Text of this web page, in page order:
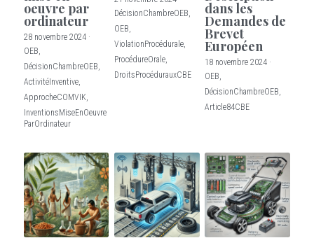
oeuvre par
ordinateur
28 novembre 2024 ·
OEB,
DécisionChambreOEB,
ActivitéInventive,
ApprocheCOMVIK,
InventionsMiseEnOeuvre
ParOrdinateur
DécisionChambreOEB,
OEB,
ViolationProcédurale,
ProcédureOrale,
DroitsProcédurauxCBE
dans les
Demandes de
Brevet
Européen
18 novembre 2024 ·
OEB,
DécisionChambreOEB,
Article84CBE